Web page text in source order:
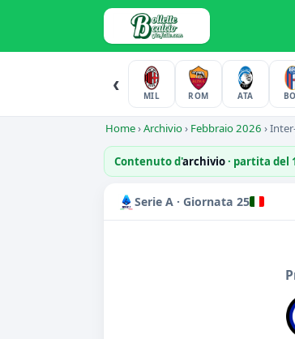
‹
MIL ROM ATA
Home›Archivio› Febbraio 2026 ›
Contenuto d'archivio· partita del
Serie A · Giornata 25